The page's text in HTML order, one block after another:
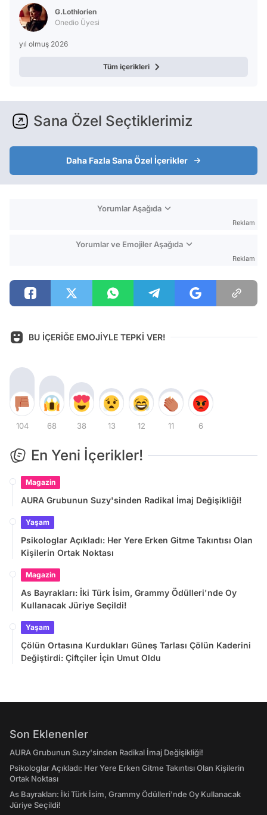
G.Lothlorien
Onedio Üyesi
yıl olmuş 2026
Tüm içerikleri
Sana Özel Seçtiklerimiz
Daha Fazla Sana Özel İçerikler
Yorumlar Aşağıda
Reklam
Yorumlar ve Emojiler Aşağıda
Reklam
BU İÇERİĞE EMOJİYLE TEPKİ VER!
104 68 38 13 12 11 6
En Yeni İçerikler!
Magazin
AURA Grubunun Suzy'sinden Radikal İmaj Değişikliği!
Yaşam
Psikologlar Açıkladı: Her Yere Erken Gitme Takıntısı Olan
Kişilerin Ortak Noktası
Magazin
As Bayrakları: İki Türk İsim, Grammy Ödülleri'nde Oy
Kullanacak Jüriye Seçildi!
Yaşam
Çölün Ortasına Kurdukları Güneş Tarlası Çölün Kaderini
Değiştirdi: Çiftçiler İçin Umut Oldu
Son Eklenenler
AURA Grubunun Suzy'sinden Radikal İmaj Değişikliği!
Psikologlar Açıkladı: Her Yere Erken Gitme Takıntısı Olan Kişilerin
Ortak Noktası
As Bayrakları: İki Türk İsim, Grammy Ödülleri'nde Oy Kullanacak
Jüriye Seçildi!